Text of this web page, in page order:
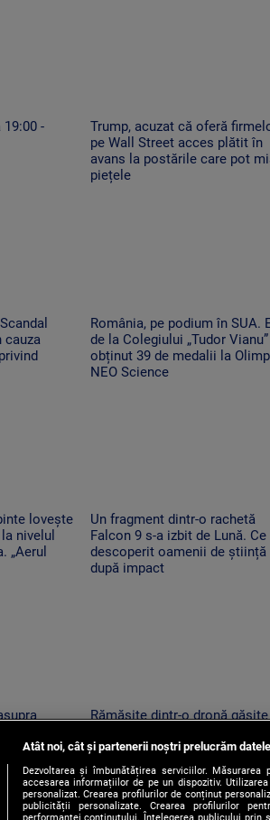
-
Trump, acuzat că oferă
pe Wall Street acces plătit în
avans la postările care pot
piețele
cauza
România, pe podium în SUA.
de la Colegiului „Tudor
obținut 39 de medalii la
NEO Science
lovește
nivelul
„Aerul
Un fragment dintr-o rachetă
Falcon 9 s-a izbit de Lună. Ce
descoperit oamenii de știință
după impact
deja de
Rămășițe dintr-o dronă
pe turiștii care au văzut-o să
la 112
Atât noi, cât și partenerii noștri prelucrăm
Dezvoltarea și îmbunătățirea serviciilor.
accesarea informațiilor de pe un dispozitiv.
personalizat. Crearea profilurilor de conținut
publicității personalizate. Crearea profilurilor